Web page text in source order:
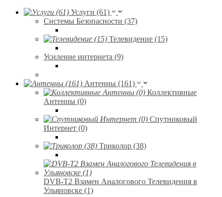
Услуги (61)
Системы Безопасности (37)
Телевидение (15)
Усиление интернета (9)
Антенны (161)
Коллективные
Антенны (0)
Спутниковый
Интернет (0)
Триколор (38)
DVB-T2 Взамен Аналогового Телевидения в
Ульяновске (1)